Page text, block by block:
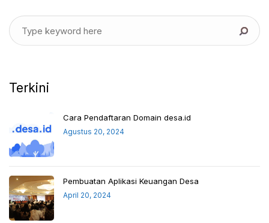
Terkini
Cara Pendaftaran Domain desa.id
Agustus 20, 2024
Pembuatan Aplikasi Keuangan Desa
April 20, 2024